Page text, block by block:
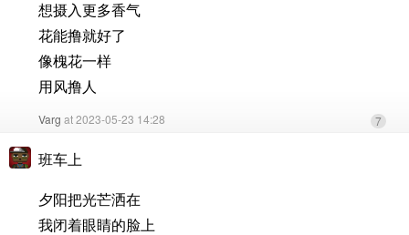
想摄入更多香气
花能撸就好了
像槐花一样
用风撸人
Varg at 2023-05-23 14:28 7
班车上
夕阳把光芒洒在
我闭着眼睛的脸上